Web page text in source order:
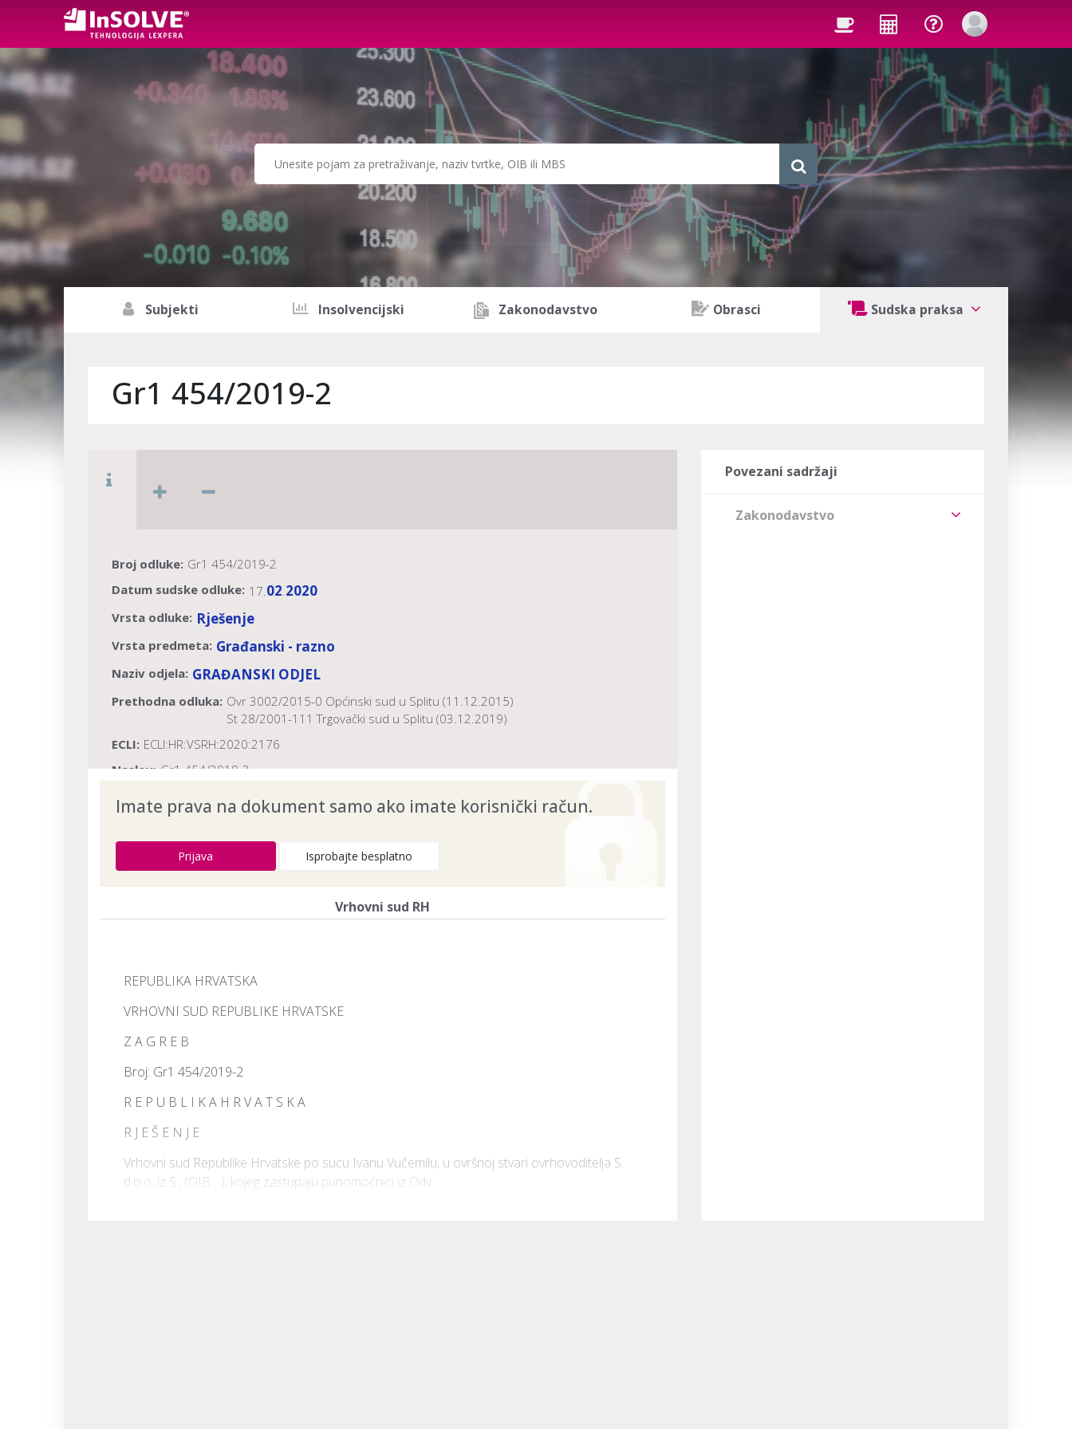
Subjekti Insolvencijski Zakonodavstvo Obrasci Sudska praksa
Gr1 454/2019-2
Broj odluke: Gr1 454/2019-2
Datum sudske odluke: 17.02.2020
Vrsta odluke: Rješenje
Vrsta predmeta: Građanski - razno
Naziv odjela: GRAĐANSKI ODJEL
Prethodna odluka: Ovr 3002/2015-0 Općinski sud u Splitu (11.12.2015)
St 28/2001-111 Trgovački sud u Splitu (03.12.2019)
ECLI: ECLI:HR:VSRH:2020:2176
Naslov: Gr1 454/2019-2
Imate prava na dokument samo ako imate korisnički račun.
Prijava Isprobajte besplatno
Vrhovni sud RH
REPUBLIKA HRVATSKA
VRHOVNI SUD REPUBLIKE HRVATSKE
Z A G R E B
Broj: Gr1 454/2019-2
R E P U B L I K A H R V A T S K A
R J E Š E N J E
Vrhovni sud Republike Hrvatske po sucu Ivanu Vučemilu, u ovršnoj stvari ovrhovoditelja S.
d.o.o. iz S., (OIB ...), kojeg zastupaju punomoćnici iz Odv
Povezani sadržaji
Zakonodavstvo